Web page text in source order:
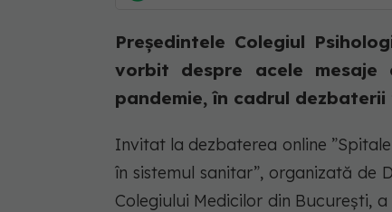
Președintele Colegiul
vorbit despre acele
pandemie, în cadrul
Invitat la dezbaterea online
în sistemul sanitar”, organizată de
Colegiului Medicilor din București,